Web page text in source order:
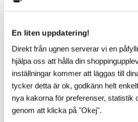
En liten uppdatering!
Direkt från ugnen serverar vi en
hjälpa oss att hålla din
inställningar kommer att läggas till
tycker detta är ok, godkänn helt
nya kakorna för preferenser, statistik
genom att klicka på "Okej".
VAD SÄGS OM ÄNNU
​Vår franska pooltaktillverkare vilar
Till 2027 kommer Pooltak
Snyggare och Ännu lägre! Helt utan